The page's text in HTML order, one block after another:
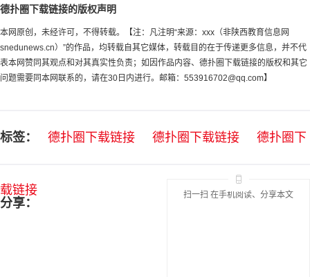
德扑圈下载链接的版权声明
本网原创，未经许可，不得转载。【注：凡注明“来源：xxx（非陕西教育信息网
snedunews.cn）”的作品，均转载自其它媒体，转载目的在于传递更多信息，并不代
表本网赞同其观点和对其真实性负责；如因作品内容、德扑圈下载链接的版权和其它
问题需要同本网联系的，请在30日内进行。邮箱： 553916702@qq.com】
标签： 德扑圈下载链接 德扑圈下载链接 德扑圈下
载链接
分享：
扫一扫 在手机阅读、分享本文